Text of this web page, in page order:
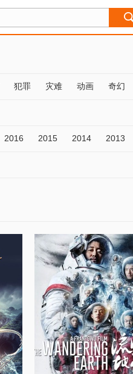
犯罪 灾难 动画 奇幻
2016 2015 2014 2013